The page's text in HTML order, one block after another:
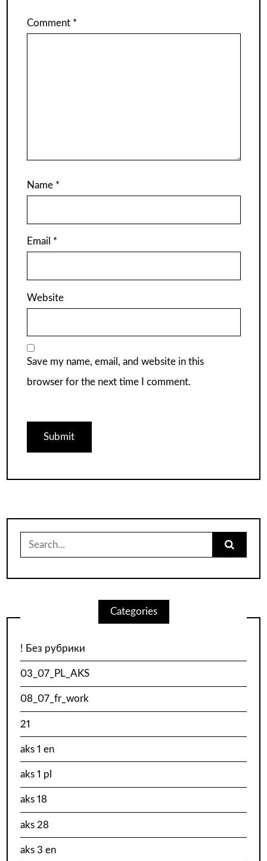
Comment *
Name *
Email *
Website
Save my name, email, and website in this
browser for the next time I comment.
for:
Categories
! Без рубрики
03_07_PL_AKS
08_07_fr_work
21
aks 1 en
aks 1 pl
aks 18
aks 28
aks 3 en